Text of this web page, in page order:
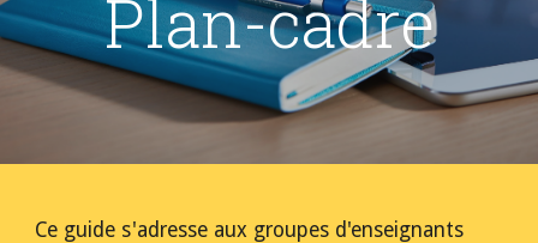
Plan-cadre
Ce guide s'adresse aux groupes d'enseignants